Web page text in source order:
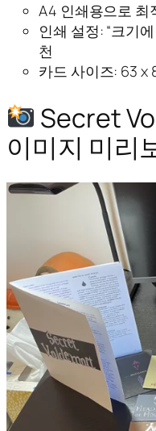
A4 인쇄용으로 최
인쇄 설정: “크기
천
카드 사이즈: 63 x
Secret
이미지 미리